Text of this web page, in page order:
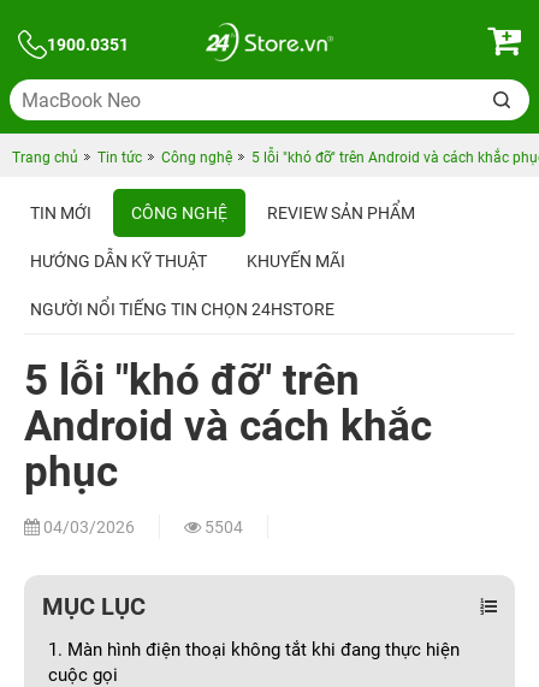
1900.0351
Trang chủ Tin tức Công nghệ 5 lỗi "khó đỡ" trên Android và cách khắc
TIN MỚI CÔNG NGHỆ REVIEW SẢN PHẨM
HƯỚNG DẪN KỸ THUẬT KHUYẾN MÃI
NGƯỜI NỔI TIẾNG TIN CHỌN 24HSTORE
5 lỗi "khó đỡ" trên
Android và cách khắc
phục
04/03/2026 5504
MỤC LỤC
1. Màn hình điện thoại không tắt khi đang thực hiện
cuộc gọi